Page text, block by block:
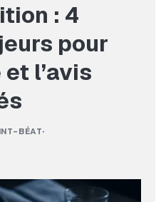
: 4
pour
l’avis
BÉAT·